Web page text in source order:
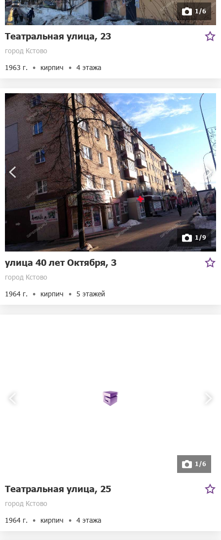
1/6
Театральная улица, 23
город Кстово
1963 г.
кирпич 4 этажа
1/9
улица 40 лет Октября, 3
город Кстово
1964 г.
кирпич 5 этажей
1/6
Театральная улица, 25
город Кстово
1964 г.
кирпич 4 этажа